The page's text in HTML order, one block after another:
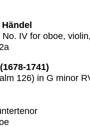
IV for oboe,
1741)
126) in G minor